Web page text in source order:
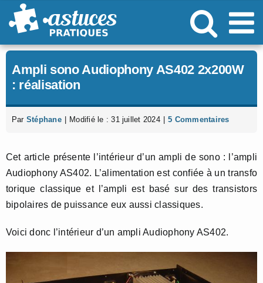
Passer
au
Ampli sono Audiophony AS402 2x200W
: réalisation
Par Stéphane Modifié le : 31 juillet 2024 5 Commentaires
Cet article présente l’intérieur d’un ampli de sono : l’ampli
Audiophony AS402. L’alimentation est confiée à un transfo
torique classique et l’ampli est basé sur des transistors
bipolaires de puissance eux aussi classiques.
Voici donc l’intérieur d’un ampli Audiophony AS402.